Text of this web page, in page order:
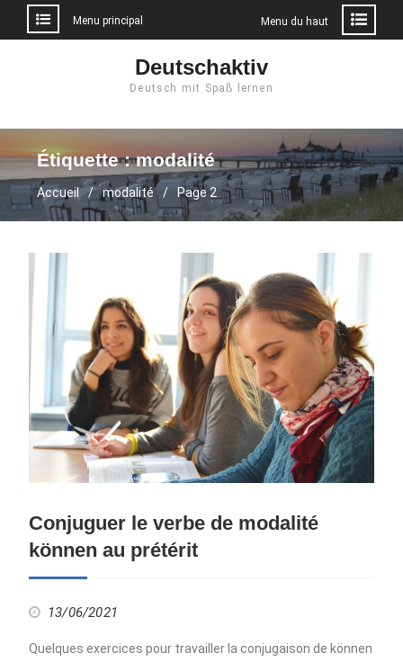
Menu principal Menu du haut
Deutschaktiv
Deutsch mit Spaß lernen
Étiquette :modalité
Accueil modalité Page 2
Conjuguer le verbe de modalité
können au prétérit
13/06/2021
Quelques exercices pour travailler la conjugaison de können